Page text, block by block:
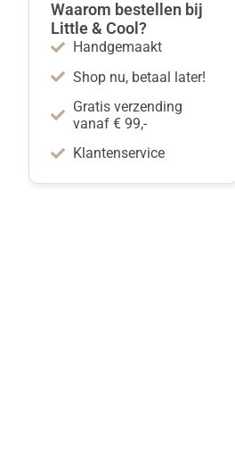
Waarom bestellen bij
Little & Cool?
Handgemaakt
Shop nu, betaal later!
Gratis verzending
vanaf € 99,-
Klantenservice